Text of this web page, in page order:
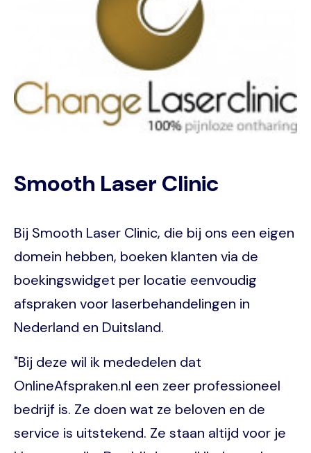
Smooth Laser Clinic
Bij Smooth Laser Clinic, die bij ons een eigen
domein hebben, boeken klanten via de
boekingswidget per locatie eenvoudig
afspraken voor laserbehandelingen in
Nederland en Duitsland.
"Bij deze wil ik mededelen dat
OnlineAfspraken.nl een zeer professioneel
bedrijf is. Ze doen wat ze beloven en de
service is uitstekend. Ze staan altijd voor je